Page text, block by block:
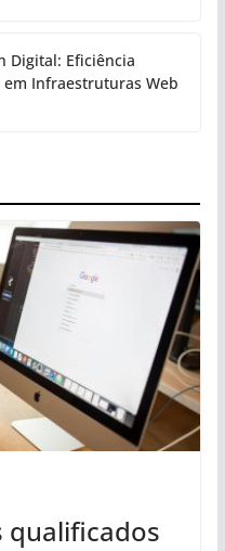
Digital: Eficiência
em Infraestruturas Web
qualificados